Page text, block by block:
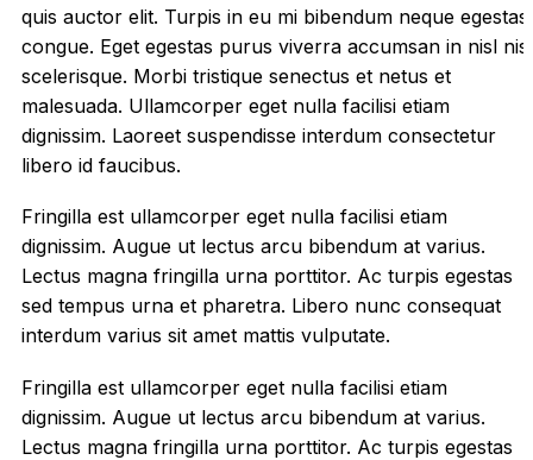
quis auctor elit. Turpis in eu mi bibendum neque egestas
congue. Eget egestas purus viverra accumsan in nisl nisi
scelerisque. Morbi tristique senectus et netus et
malesuada. Ullamcorper eget nulla facilisi etiam
dignissim. Laoreet suspendisse interdum consectetur
libero id faucibus.
Fringilla est ullamcorper eget nulla facilisi etiam
dignissim. Augue ut lectus arcu bibendum at varius.
Lectus magna fringilla urna porttitor. Ac turpis egestas
sed tempus urna et pharetra. Libero nunc consequat
interdum varius sit amet mattis vulputate.
Fringilla est ullamcorper eget nulla facilisi etiam
dignissim. Augue ut lectus arcu bibendum at varius.
Lectus magna fringilla urna porttitor. Ac turpis egestas